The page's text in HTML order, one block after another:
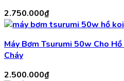
2.750.000₫
Máy Bơm Tsurumi 50w Cho
Cháy
2.500.000₫